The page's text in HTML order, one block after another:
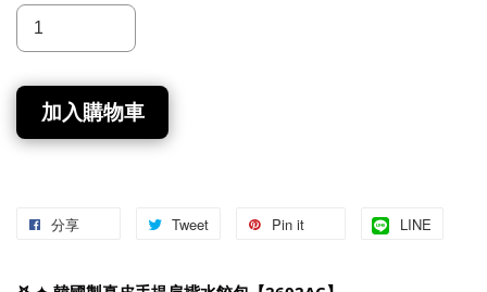
加入購物車
分享 Tweet Pin it LINE